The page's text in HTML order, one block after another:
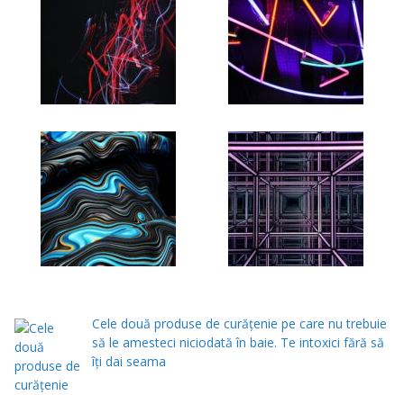
Cele două produse de curăţenie pe care nu trebuie
să le amesteci niciodată în baie. Te intoxici fără să
îţi dai seama